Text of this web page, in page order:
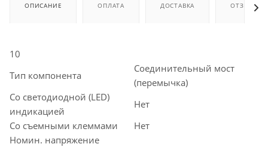
ОПИСАНИЕ ОПЛАТА ДОСТАВКА ОТЗЫВЫ
10
Тип компонента
Соединительный мост
(перемычка)
Со светодиодной (LED)
индикацией
Нет
Со съемными клеммами
Нет
Номин. напряжение